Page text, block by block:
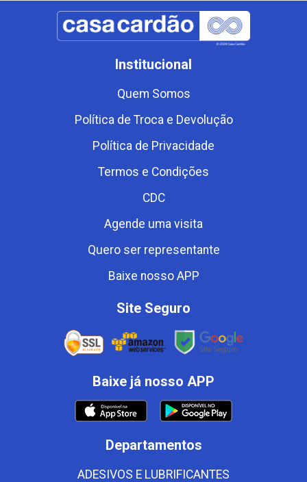
Institucional
Quem Somos
Política de Troca e Devolução
Política de Privacidade
Termos e Condições
CDC
Agende uma visita
Quero ser representante
Baixe nosso APP
Site Seguro
Baixe já nosso APP
Departamentos
ADESIVOS E LUBRIFICANTES